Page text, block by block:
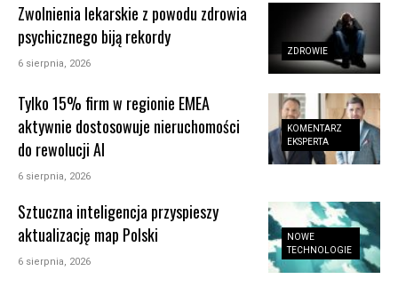
ZDROWIE
Zwolnienia lekarskie z powodu zdrowia
psychicznego biją rekordy
6 sierpnia, 2026
KOMENTARZ
EKSPERTA
Tylko 15% firm w regionie EMEA
aktywnie dostosowuje nieruchomości
do rewolucji AI
6 sierpnia, 2026
NOWE
TECHNOLOGIE
Sztuczna inteligencja przyspieszy
aktualizację map Polski
6 sierpnia, 2026